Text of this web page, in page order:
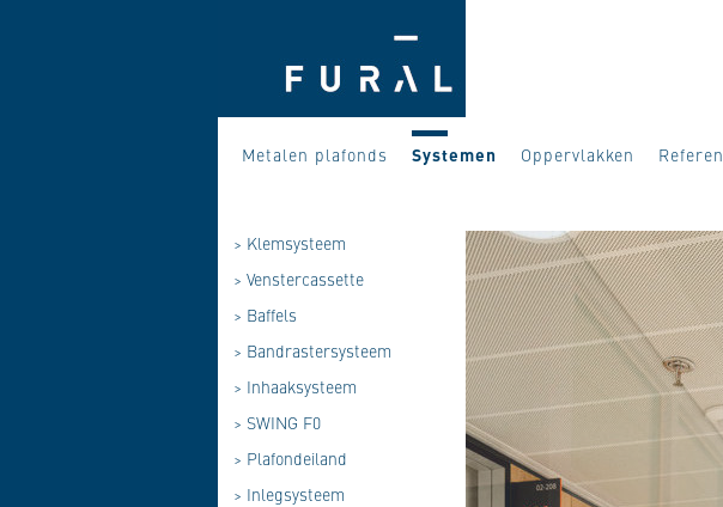
Metalen plafonds Systemen Oppervlakken
> Klemsysteem
> Venstercassette
> Baffels
> Bandrastersysteem
> Inhaaksysteem
> SWING F0
> Plafondeiland
> Inlegsysteem